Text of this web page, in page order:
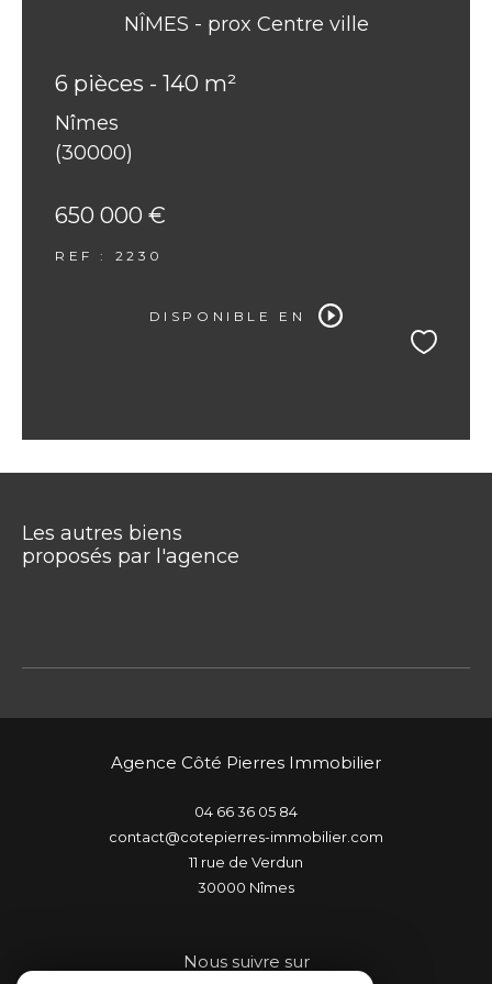
NÎMES - prox Centre ville
6 pièces - 140 m²
Nîmes
(30000)
650 000 €
REF : 2230
DISPONIBLE EN
Les autres biens
proposés par l'agence
Agence Côté Pierres Immobilier
04 66 36 05 84
contact@cotepierres-immobilier.com
11 rue de Verdun
30000
nîmes
Nous suivre sur